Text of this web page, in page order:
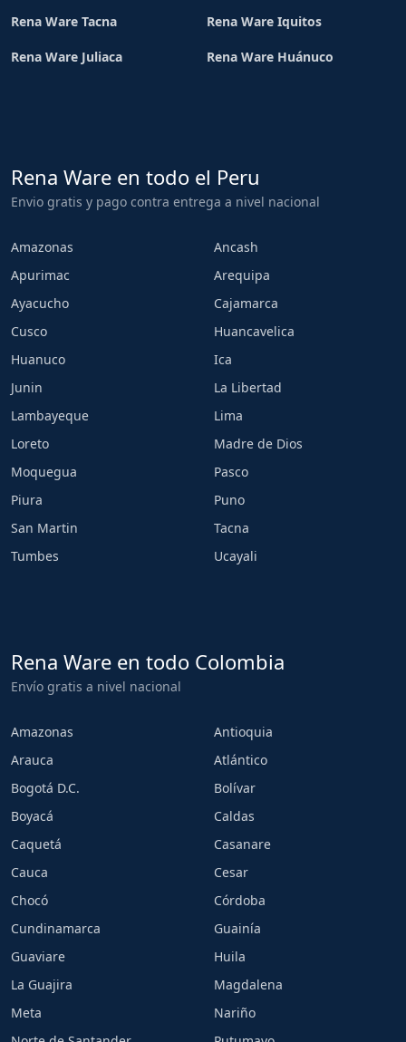
Rena Ware Tacna Rena Ware Iquitos
Rena Ware Juliaca Rena Ware Huánuco
Rena Ware en todo el Peru
Envio gratis y pago contra entrega a nivel nacional
Amazonas
Ancash
Apurimac
Arequipa
Ayacucho
Cajamarca
Cusco
Huancavelica
Huanuco
Ica
Junin
La Libertad
Lambayeque
Lima
Loreto
Madre de Dios
Moquegua
Pasco
Piura
Puno
San Martin
Tacna
Tumbes
Ucayali
Rena Ware en todo Colombia
Envío gratis a nivel nacional
Amazonas
Antioquia
Arauca
Atlántico
Bogotá D.C.
Bolívar
Boyacá
Caldas
Caquetá
Casanare
Cauca
Cesar
Chocó
Córdoba
Cundinamarca
Guainía
Guaviare
Huila
La Guajira
Magdalena
Meta
Nariño